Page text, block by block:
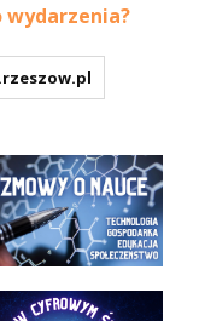
wydarzenia?